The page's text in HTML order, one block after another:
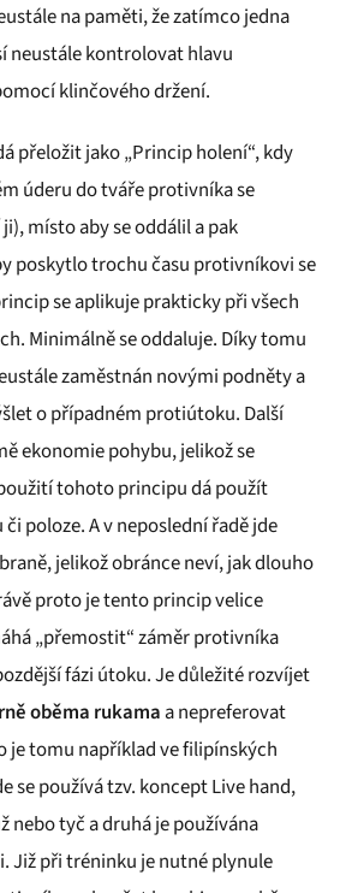
na paměti, že zatímco jedna
neustále kontrolovat hlavu
klinčového držení.
přeložit jako „Princip holení“, kdy
úderu do tváře protivníka se
místo aby se oddálil a pak
poskytlo trochu času protivníkovi se
se aplikuje prakticky při všech
Minimálně se oddaluje. Díky tomu
zaměstnán novými podněty a
o případném protiútoku. Další
ekonomie pohybu, jelikož se
tohoto principu dá použít
poloze. A v neposlední řadě jde
jelikož obránce neví, jak dlouho
proto je tento princip velice
„přemostit“ záměr protivníka
fázi útoku. Je důležité rozvíjet
oběma rukama a nepreferovat
je tomu například ve filipínských
se používá tzv. koncept Live hand,
nebo tyč a druhá je používána
Již při tréninku je nutné plynule